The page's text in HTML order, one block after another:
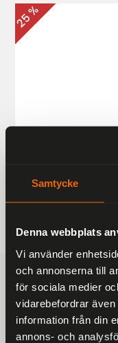
Samtycke
Denna webbplats
Vi använder
och annonserna till
för sociala medier
vidarebefordrar
information från din
annons- och
25 %
187 kr
249 kr
På alla
1-3
Inom